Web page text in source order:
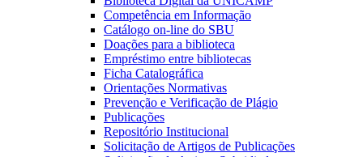
Competência em Informação
Catálogo on-line do SBU
Doações para a biblioteca
Empréstimo entre bibliotecas
Ficha Catalográfica
Orientações Normativas
Prevenção e Verificação de Plágio
Publicações
Repositório Institucional
Solicitação de Artigos de Publicações